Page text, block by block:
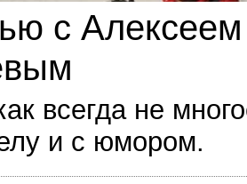
с Алексеем
всегда не
и с юмором.